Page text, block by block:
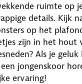
ruimte op
details. Kijk
op het
zijn in het hout
Als je
jongenskoor
ervaring!